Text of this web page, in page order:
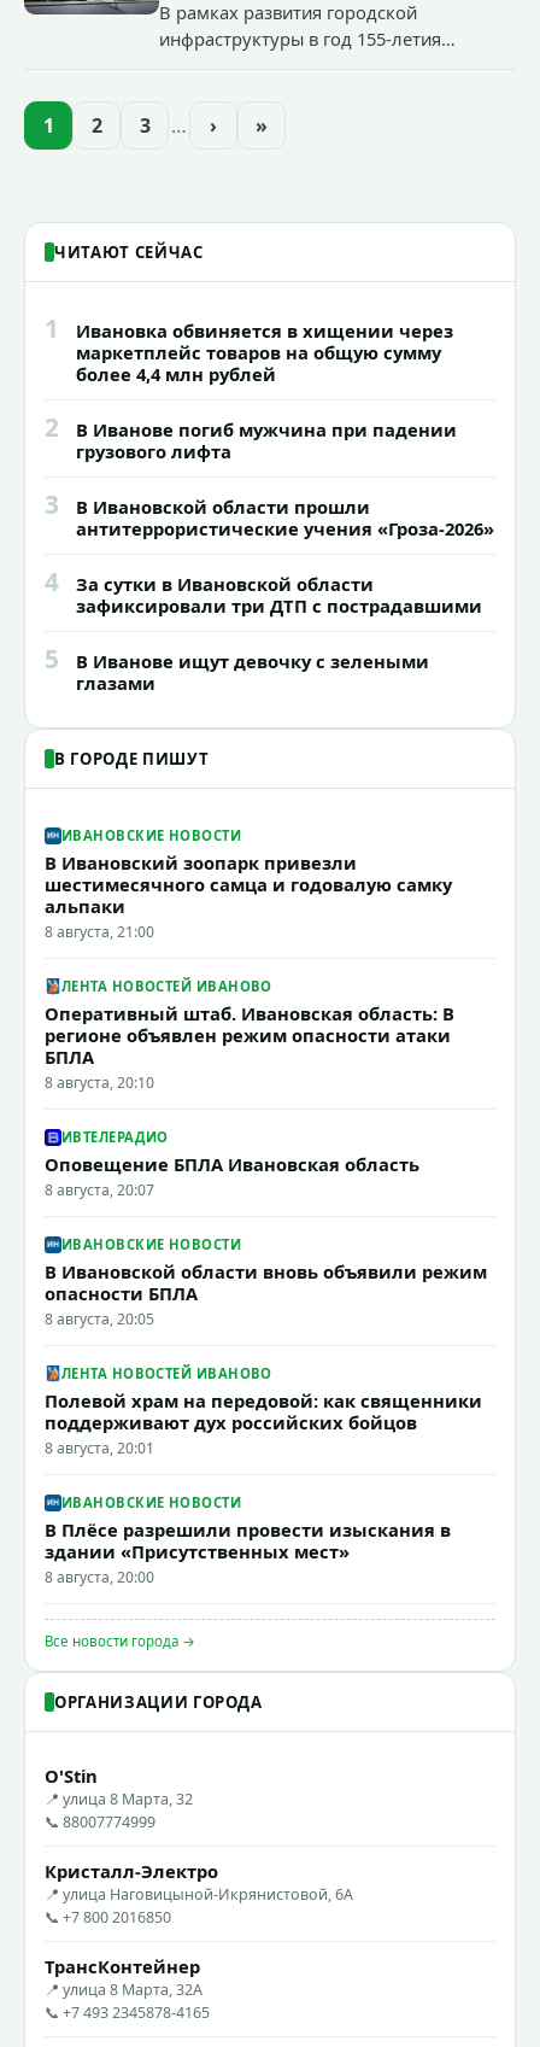
В рамках развития городской
инфраструктуры в год 155-летия
проекта подсветки исторических
1 2 3 … › »
ЧИТАЮТ СЕЙЧАС
1
Ивановка обвиняется в хищении через
маркетплейс товаров на общую сумму
более 4,4 млн рублей
2
В Иванове погиб мужчина при падении
грузового лифта
3
В Ивановской области прошли
антитеррористические учения «Гроза-2026»
4
За сутки в Ивановской области
зафиксировали три ДТП с пострадавшими
5
В Иванове ищут девочку с зелеными
глазами
В ГОРОДЕ ПИШУТ
ИВАНОВСКИЕ НОВОСТИ
В Ивановский зоопарк привезли
шестимесячного самца и годовалую самку
альпаки
8 августа, 21:00
ЛЕНТА НОВОСТЕЙ ИВАНОВО
Оперативный штаб. Ивановская область: В
регионе объявлен режим опасности атаки
БПЛА
8 августа, 20:10
ИВТЕЛЕРАДИО
Оповещение БПЛА Ивановская область
8 августа, 20:07
ИВАНОВСКИЕ НОВОСТИ
В Ивановской области вновь объявили режим
опасности БПЛА
8 августа, 20:05
ЛЕНТА НОВОСТЕЙ ИВАНОВО
Полевой храм на передовой: как священники
поддерживают дух российских бойцов
8 августа, 20:01
ИВАНОВСКИЕ НОВОСТИ
В Плёсе разрешили провести изыскания в
здании «Присутственных мест»
8 августа, 20:00
Все новости города →
ОРГАНИЗАЦИИ ГОРОДА
O'Stin
📍 улица 8 Марта, 32
📞 88007774999
Кристалл-Электро
📍 улица Наговицыной-Икрянистовой, 6А
📞 +7 800 2016850
ТрансКонтейнер
📍 улица 8 Марта, 32А
📞 +7 493 2345878-4165